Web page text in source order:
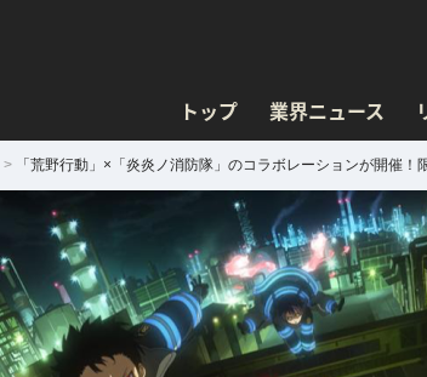
トップ 業界ニュース
> 「荒野行動」×「炎炎ノ消防隊」のコラボレーションが開催